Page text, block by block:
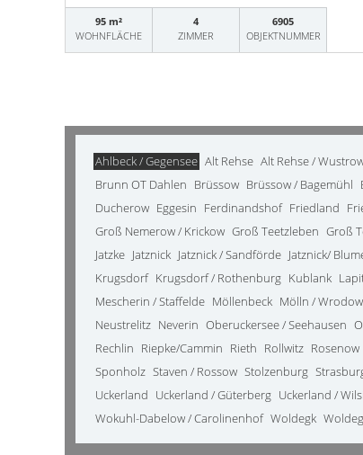
95 m²
WOHNFLÄCHE
4
ZIMMER
6905
OBJEKTNUMMER
Ahlbeck / Gegensee Alt Rehse Alt Rehse /
Brunn OT Dahlen Brüssow Brüssow / Bagemühl
Ducherow Eggesin Ferdinandshof Friedland
Groß Nemerow / Krickow Groß Teetzleben Groß
Jatzke Jatznick Jatznick / Sandförde Jatznick/
Krugsdorf Krugsdorf / Rothenburg Kublank
Mescherin / Staffelde Möllenbeck Mölln / Wrodow
Neustrelitz Neverin Oberuckersee / Seehausen
Rechlin Riepke/Cammin Rieth Rollwitz Rosenow
Sponholz Staven / Rossow Stolzenburg
Uckerland Uckerland / Güterberg Uckerland /
Wokuhl-Dabelow / Carolinenhof Woldegk